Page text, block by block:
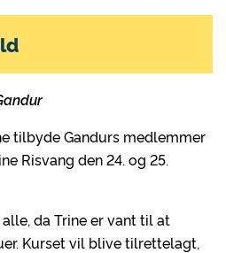
tilbyde Gandurs medlemmer
Risvang den 24. og 25.
da Trine er vant til at
Kurset vil blive tilrettelagt,